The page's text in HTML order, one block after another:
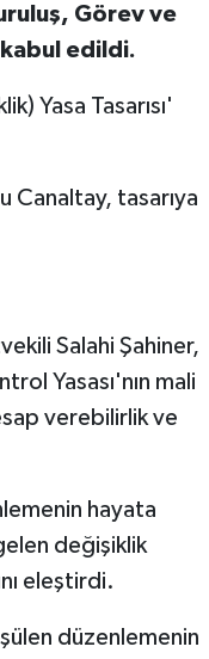
Görev ve
kabul edildi.
Yasa Tasarısı'
Canaltay, tasarıya
Salahi Şahiner,
Yasası'nın mali
verebilirlik ve
hayata
değişiklik
eleştirdi.
düzenlemenin